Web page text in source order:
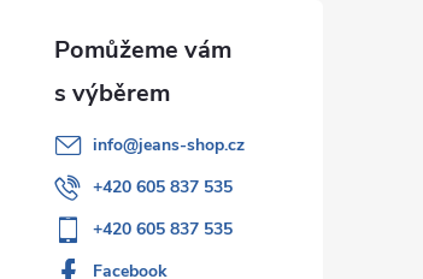
info@jeans-shop.cz
+420 605 837 535
+420 605 837 535
Facebook